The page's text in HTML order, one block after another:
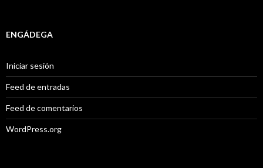
ENGÁDEGA
Iniciar sesión
Feed de entradas
Feed de comentarios
WordPress.org